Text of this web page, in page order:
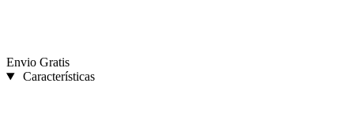
Envio Gratis
Características